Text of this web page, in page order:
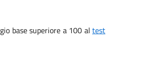
base superiore a 100 al test